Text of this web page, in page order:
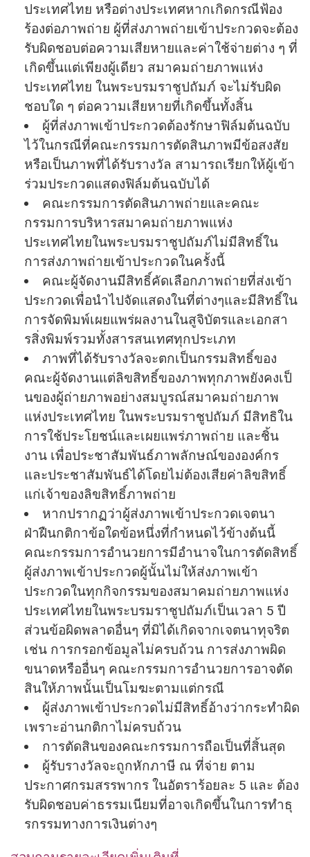
ประเทศไทย หรือต่างประเทศหากเกิดกรณีฟ้อง
ร้องต่อภาพถ่าย ผู้ที่ส่งภาพถ่ายเข้าประกวดจะต้อง
รับผิดชอบต่อความเสียหายและค่าใช้จ่ายต่าง ๆ ที่
เกิดขึ้นแต่เพียงผู้เดียว สมาคมถ่ายภาพแห่ง
ประเทศไทย ในพระบรมราชูปถัมภ์ จะไม่รับผิด
ชอบใด ๆ ต่อความเสียหายที่เกิดขึ้นทั้งสิ้น
ผู้ที่ส่งภาพเข้าประกวดต้องรักษาฟิล์มต้นฉบับ
ไว้ในกรณีที่คณะกรรมการตัดสินภาพมีข้อสงสัย
หรือเป็นภาพที่ได้รับรางวัล สามารถเรียกให้ผู้เข้า
ร่วมประกวดแสดงฟิล์มต้นฉบับได้
คณะกรรมการตัดสินภาพถ่ายและคณะ
กรรมการบริหารสมาคมถ่ายภาพแห่ง
ประเทศไทยในพระบรมราชูปถัมภ์ไม่มีสิทธิ์ใน
การส่งภาพถ่ายเข้าประกวดในครั้งนี้
คณะผู้จัดงานมีสิทธิ์คัดเลือกภาพถ่ายที่ส่งเข้า
ประกวดเพื่อนําไปจัดแสดงในที่ต่างๆและมีสิทธิ์ใน
การจัดพิมพ์เผยแพร่ผลงานในสูจิบัตรและเอกสา
รสิ่งพิมพ์รวมทั้งสารสนเทศทุกประเภท
ภาพที่ได้รับรางวัลจะตกเป็นกรรมสิทธิ์ของ
คณะผู้จัดงานแต่ลิขสิทธิ์ของภาพทุกภาพยังคงเป็
นของผู้ถ่ายภาพอย่างสมบูรณ์สมาคมถ่ายภาพ
แห่งประเทศไทย ในพระบรมราชูปถัมภ์ มีสิทธิใน
การใช้ประโยชน์และเผยแพร่ภาพถ่าย และชิ้น
งาน เพื่อประชาสัมพันธ์ภาพลักษณ์ขององค์กร
และประชาสัมพันธ์ได้โดยไม่ต้องเสียค่าลิขสิทธิ์
แก่เจ้าของลิขสิทธิ์ภาพถ่าย
หากปรากฏว่าผู้ส่งภาพเข้าประกวดเจตนา
ฝ่าฝืนกติกาข้อใดข้อหนึ่งที่กําหนดไว้ข้างต้นนี้
คณะกรรมการอํานวยการมีอํานาจในการตัดสิทธิ์
ผู้ส่งภาพเข้าประกวดผู้นั้นไม่ให้ส่งภาพเข้า
ประกวดในทุกกิจกรรมของสมาคมถ่ายภาพแห่ง
ประเทศไทยในพระบรมราชูปถัมภ์เป็นเวลา 5 ปี
ส่วนข้อผิดพลาดอื่นๆ ที่มิได้เกิดจากเจตนาทุจริต
เช่น การกรอกข้อมูลไม่ครบถ้วน การส่งภาพผิด
ขนาดหรืออื่นๆ คณะกรรมการอํานวยการอาจตัด
สินให้ภาพนั้นเป็นโมฆะตามแต่กรณี
ผู้ส่งภาพเข้าประกวดไม่มีสิทธิ์อ้างว่ากระทําผิด
เพราะอ่านกติกาไม่ครบถ้วน
การตัดสินของคณะกรรมการถือเป็นที่สิ้นสุด
ผู้รับรางวัลจะถูกหักภาษี ณ ที่จ่าย ตาม
ประกาศกรมสรรพากร ในอัตราร้อยละ 5 และ ต้อง
รับผิดชอบค่าธรรมเนียมที่อาจเกิดขึ้นในการทำธุ
รกรรมทางการเงินต่างๆ